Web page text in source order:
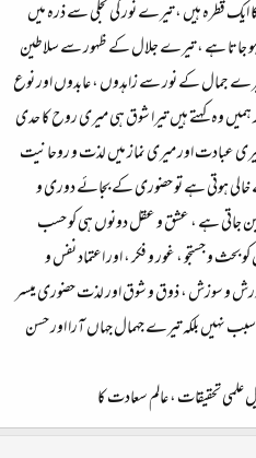
ایک قطرہ ہیں ، تیرے نور کی تجلی سے ذرہ میں
ہو جاتا ہے ، تیرے جلال کے ظہور سے سلاطین
جمال کے نور سے زاہدوں ، عابدوں اور نوع
وہ کہتے ہیں تیرا شوق ہی میری روح کا حدی
عبادت اور میری نماز میں لذت و روحانیت
ہوتی ہے تو حضوری کے بجائے دوری و
بن جاتی ہے ، عشق و عقل دونوں ہی کو حسب
و جستجو ، غور و فکر ، اور اعتماد نفس و
و سوزش ، ذوق و شوق اور لذت حضوری میسر
نہیں بلکہ تیرے جہمال جہاں آرا اور حسن
تحقیقات ، عالم سعادت کا